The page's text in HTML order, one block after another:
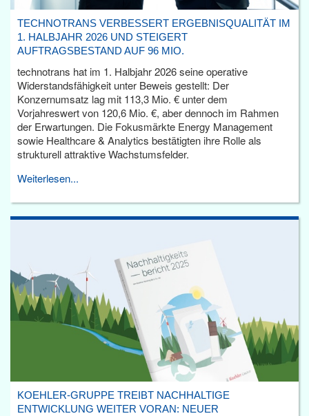
TECHNOTRANS VERBESSERT ERGEBNISQUALITÄT IM
1. HALBJAHR 2026 UND STEIGERT
AUFTRAGSBESTAND AUF 96 MIO.
technotrans hat im 1. Halbjahr 2026 seine operative
Widerstandsfähigkeit unter Beweis gestellt: Der
Konzernumsatz lag mit 113,3 Mio. € unter dem
Vorjahreswert von 120,6 Mio. €, aber dennoch im Rahmen
der Erwartungen. Die Fokusmärkte Energy Management
sowie Healthcare & Analytics bestätigten ihre Rolle als
strukturell attraktive Wachstumsfelder.
Weiterlesen...
KOEHLER-GRUPPE TREIBT NACHHALTIGE
ENTWICKLUNG WEITER VORAN: NEUER